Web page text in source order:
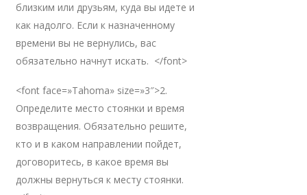
близким или друзьям, куда вы идете и
как надолго. Если к назначенному
времени вы не вернулись, вас
обязательно начнут искать. </font>
<font face=»Tahoma» size=»3″>2.
Определите место стоянки и время
возвращения. Обязательно решите,
кто и в каком направлении пойдет,
договоритесь, в какое время вы
должны вернуться к месту стоянки.